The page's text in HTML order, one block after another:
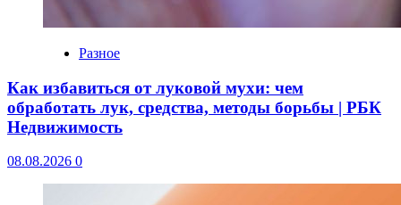
Разное
Как избавиться от луковой мухи: чем
обработать лук, средства, методы борьбы | РБК
Недвижимость
08.08.2026 0